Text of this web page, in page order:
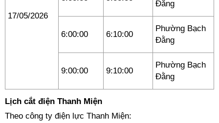
17/05/2026
Đằng
6:00:00 6:10:00
Phường Bạch
Đằng
9:00:00 9:10:00
Phường Bạch
Đằng
Lịch cắt điện Thanh Miện
Theo công ty điện lực Thanh Miện: